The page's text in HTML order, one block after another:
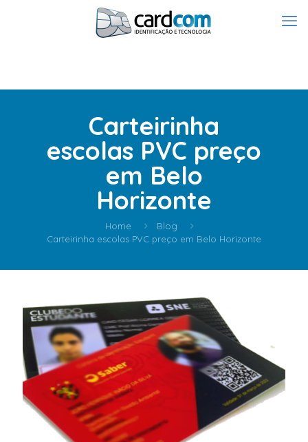
Carteirinha
escolas PVC preço
em Belo
Horizonte
Home
Blog
Carteirinha escolas PVC preço em Belo Horizonte